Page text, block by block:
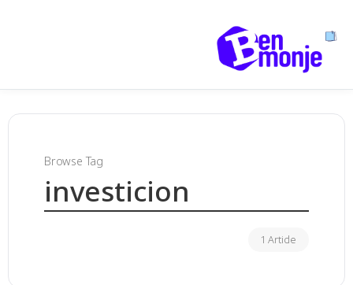
Browse Tag
investicion
1 Article